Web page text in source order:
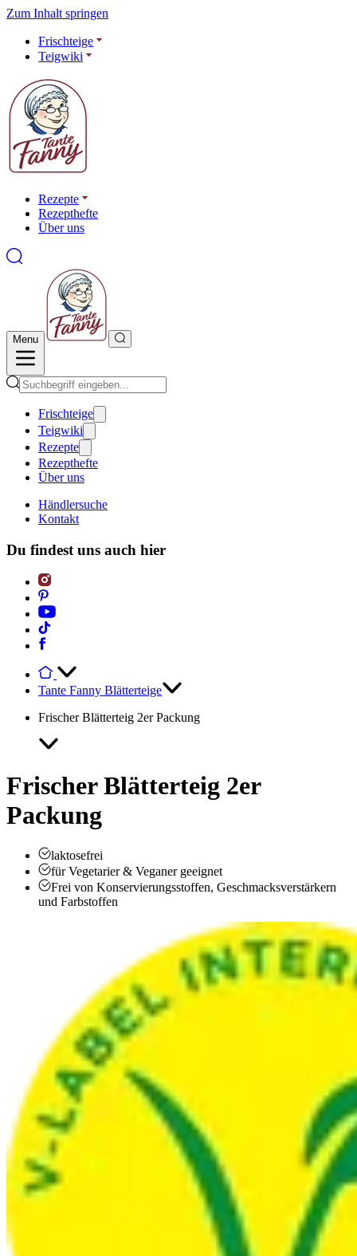
Zum Inhalt springen
Frischteige
Teigwiki
Rezepte
Rezepthefte
Über uns
Menu
Frischteige
Teigwiki
Rezepte
Rezepthefte
Über uns
Händlersuche
Kontakt
Du findest uns auch hier
Tante Fanny Blätterteige
Frischer Blätterteig 2er Packung
Frischer Blätterteig 2er
Packung
laktosefrei
für Vegetarier & Veganer geeignet
Frei von Konservierungsstoffen, Geschmacksverstärkern
und Farbstoffen